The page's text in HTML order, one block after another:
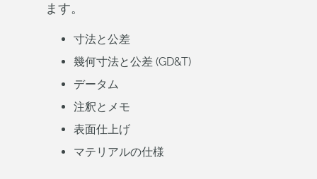
ます。
寸法と公差
幾何寸法と公差 (GD&T)
データム
注釈とメモ
表面仕上げ
マテリアルの仕様